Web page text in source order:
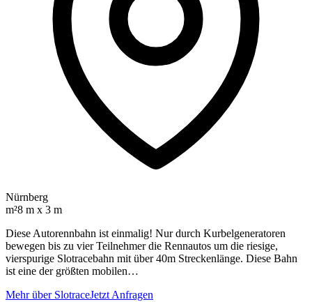
Nürnberg
m²8 m x 3 m
Diese Autorennbahn ist einmalig! Nur durch Kurbelgeneratoren
bewegen bis zu vier Teilnehmer die Rennautos um die riesige,
vierspurige Slotracebahn mit über 40m Streckenlänge. Diese Bahn
ist eine der größten mobilen…
Mehr über SlotraceJetzt Anfragen